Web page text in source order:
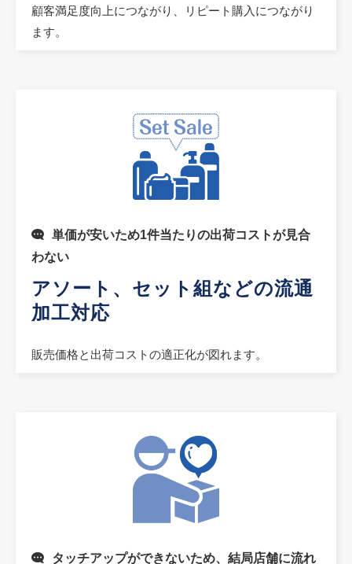
顧客満足度向上につながり、リピート購入につながり
ます。
単価が安いため1件当たりの出荷コストが見合
わない
アソート、セット組などの流通
加工対応
販売価格と出荷コストの適正化が図れます。
タッチアップができないため、結局店舗に流れ